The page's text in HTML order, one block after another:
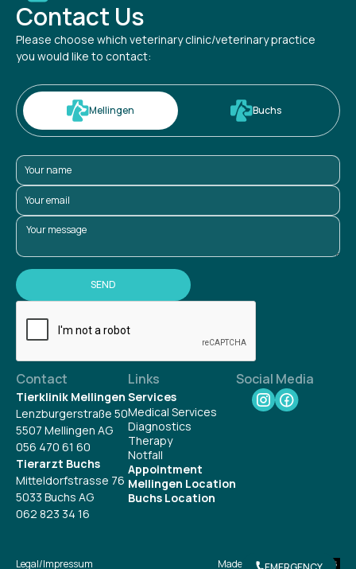
Contact Us
Please choose which veterinary clinic/veterinary practice
you would like to contact:
Mellingen Buchs
Contact
Tierklinik Mellingen
Lenzburgerstraße 50
5507 Mellingen AG
056 470 61 60
Tierarzt Buchs
Mitteldorfstrasse 76
5033 Buchs AG
062 823 34 16
Links
Services
Medical Services
Diagnostics
Therapy
Notfall
Appointment
Mellingen Location
Buchs Location
Social Media
Legal/Impressum Made with ❤by